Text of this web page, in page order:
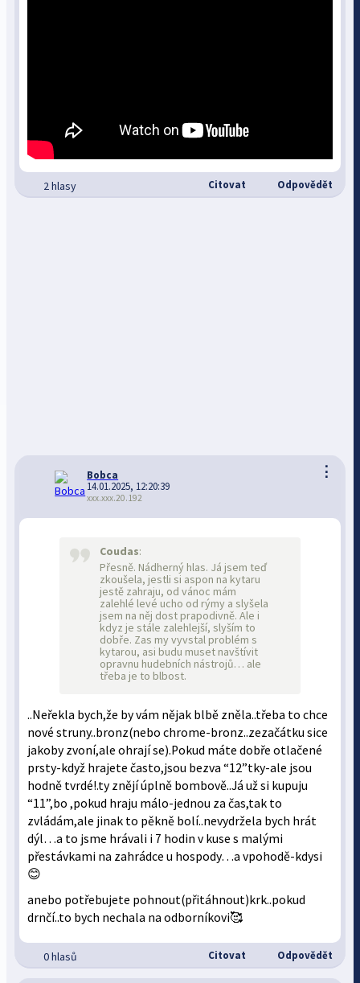
2 hlasy Citovat Odpovědět
⋮
Bobca
14.01.2025, 12:20:39
xxx.xxx.20.192
Coudas:
Přesně. Nádherný hlas. Já jsem teď
zkoušela, jestli si aspon na kytaru
jestě zahraju, od vánoc mám
zalehlé levé ucho od rýmy a slyšela
jsem na něj dost prapodivně. Ale i
kdyz je stále zalehlejší, slyším to
dobře. Zas my vyvstal problém s
kytarou, asi budu muset navštívit
opravnu hudebních nástrojů… ale
třeba je to blbost.
..Neřekla bych,že by vám nějak blbě zněla..třeba to chce
nové struny..bronz(nebo chrome-bronz..zezačátku sice
jakoby zvoní,ale ohrají se).Pokud máte dobře otlačené
prsty-když hrajete často,jsou bezva “12”tky-ale jsou
hodně tvrdé!.ty znějí úplně bombově..Já už si kupuju
“11”,bo ,pokud hraju málo-jednou za čas,tak to
zvládám,ale jinak to pěkně bolí..nevydržela bych hrát
dýl…a to jsme hrávali i 7 hodin v kuse s malými
přestávkami na zahrádce u hospody…a vpohodě-kdysi
😊
anebo potřebujete pohnout(přitáhnout)krk..pokud
drnčí..to bych nechala na odborníkovi🥰
0 hlasů Citovat Odpovědět